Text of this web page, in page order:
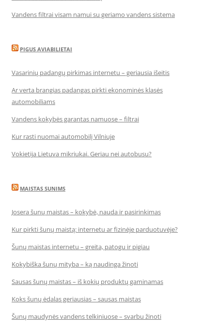
Vandens filtrai visam namui su geriamo vandens sistema
PIGUS AVIABILIETAI
Vasarinių padangų pirkimas internetu – geriausia išeitis
Ar verta brangias padangas pirkti ekonominės klasės
automobiliams
Vandens kokybės garantas namuose – filtrai
Kur rasti nuomai automobilį Vilniuje
Vokietija Lietuva mikriukai. Geriau nei autobusu?
MAISTAS SUNIMS
Josera šunų maistas – kokybė, nauda ir pasirinkimas
Kur pirkti šunų maistą: internetu ar fizinėje parduotuvėje?
Šunų maistas internetu – greita, patogu ir pigiau
Kokybiška šunų mityba – ką naudinga žinoti
Sausas šunų maistas – iš kokių produktų gaminamas
Koks šunų ėdalas geriausias – sausas maistas
Šunų maudynės vandens telkiniuose – svarbu žinoti